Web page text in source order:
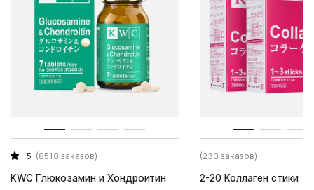
5 (8510 заказов)
KWC Глюкозамин и Хондроитин
(230 заказов)
2-20 Коллаген стики